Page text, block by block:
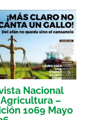
Nacional
–
1069 Mayo